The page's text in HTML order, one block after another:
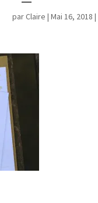
parClaire | Mai 16, 2018 |